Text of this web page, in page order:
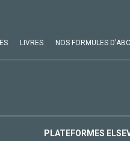
LIVRES NOS FORMULES
PLATEFORMES